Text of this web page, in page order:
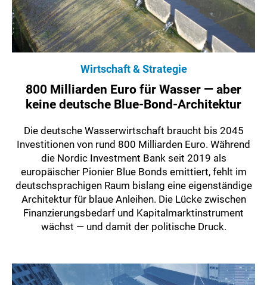
Wirtschaft & Strategie
800 Milliarden Euro für Wasser — aber
keine deutsche Blue-Bond-Architektur
Die deutsche Wasserwirtschaft braucht bis 2045
Investitionen von rund 800 Milliarden Euro. Während
die Nordic Investment Bank seit 2019 als
europäischer Pionier Blue Bonds emittiert, fehlt im
deutschsprachigen Raum bislang eine eigenständige
Architektur für blaue Anleihen. Die Lücke zwischen
Finanzierungsbedarf und Kapitalmarktinstrument
wächst — und damit der politische Druck.